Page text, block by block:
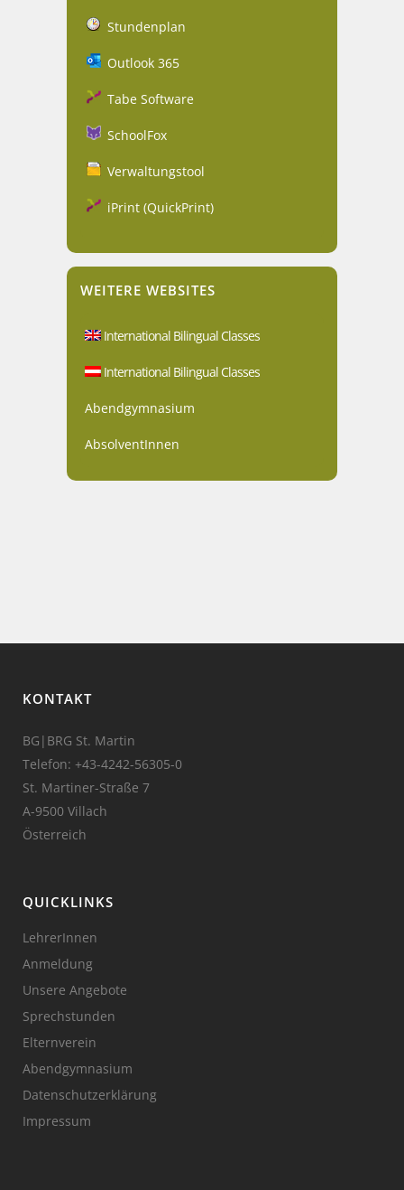
Stundenplan
Outlook 365
Tabe Software
SchoolFox
Verwaltungstool
iPrint (QuickPrint)
WEITERE WEBSITES
International Bilingual Classes
International Bilingual Classes
Abendgymnasium
AbsolventInnen
KONTAKT
BG|BRG St. Martin
Telefon: +43-4242-56305-0
St. Martiner-Straße 7
A-9500 Villach
Österreich
QUICKLINKS
LehrerInnen
Anmeldung
Unsere Angebote
Sprechstunden
Elternverein
Abendgymnasium
Datenschutzerklärung
Impressum